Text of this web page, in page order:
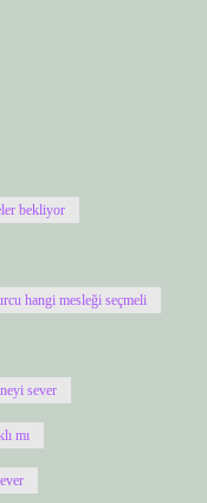
bekliyor
hangi mesleği seçmeli
sever
mı